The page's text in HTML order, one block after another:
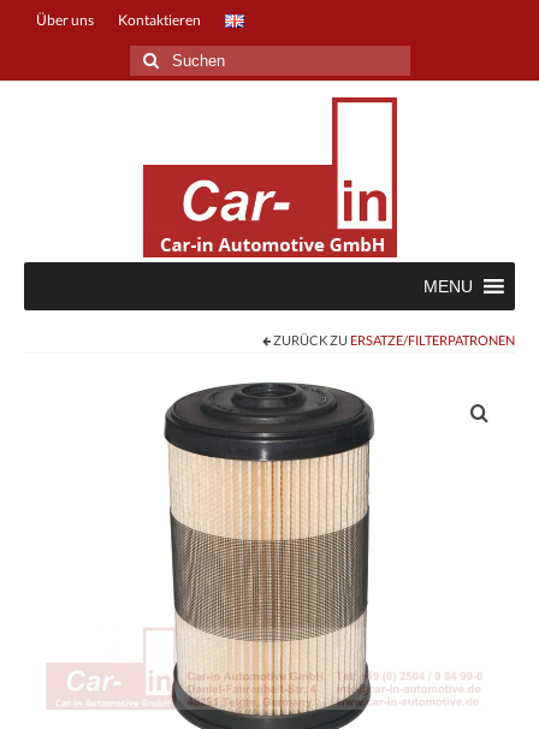
Über uns Kontaktieren
Suche
nach:
MENU
ZURÜCK ZU ERSATZE/FILTERPATRONEN